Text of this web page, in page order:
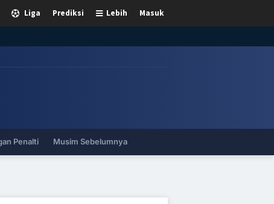
Masuk
Lebih
Prediksi
Liga
Penalti Musim Sebelumnya